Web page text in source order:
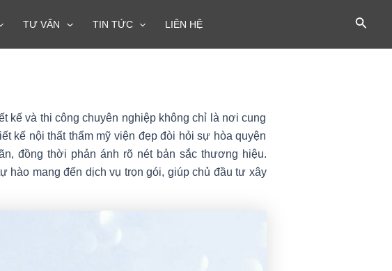
TƯ VẤN TIN TỨC LIÊN HỆ
kế và thi công chuyên nghiệp không chỉ là nơi cung
kế nội thất thẩm mỹ viện đẹp đòi hỏi sự hòa quyện
đồng thời phản ánh rõ nét bản sắc thương hiệu.
hào mang đến dịch vụ trọn gói, giúp chủ đầu tư xây